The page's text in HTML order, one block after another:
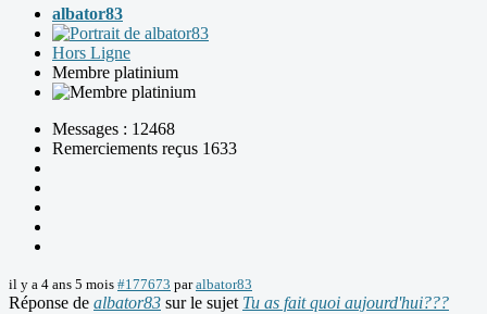
albator83
Hors Ligne
Membre platinium
Messages : 12468
Remerciements reçus 1633
il y a 4 ans 5 mois #177673 paralbator83
Réponse de albator83 sur le sujet Tu as fait quoi aujourd'hui???